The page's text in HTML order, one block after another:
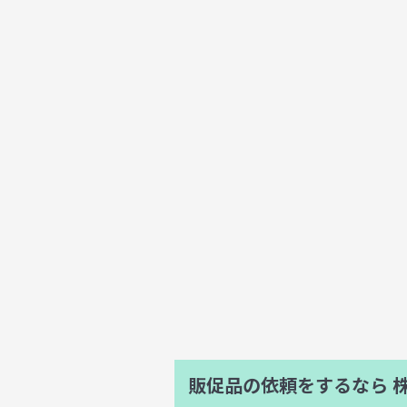
販促品の依頼をするなら